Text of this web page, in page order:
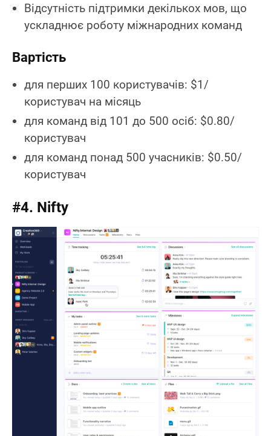
Відсутність підтримки декількох мов, що
ускладнює роботу міжнародних команд
Вартість
для перших 100 користувачів: $1/
користувач на місяць
для команд від 101 до 500 осіб: $0.80/
користувач
для команд понад 500 учасників: $0.50/
користувач
#4. Nifty